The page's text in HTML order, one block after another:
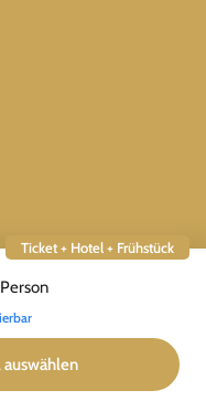
Ticket + Hotel + Frühstück
auswählen